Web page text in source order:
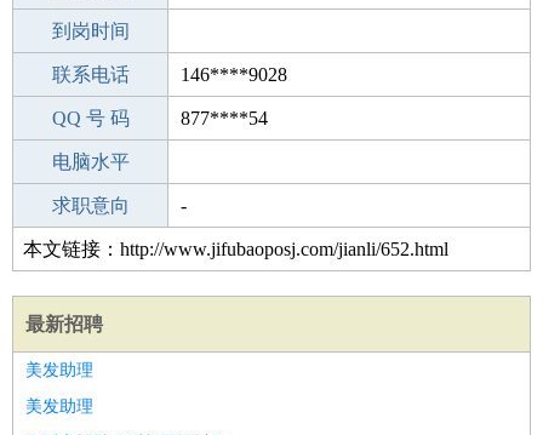
驾 照
到岗时间
期望月薪
联系电话 146****9028
手机号码 146****9028
QQ 号 码 877****54
微信号码
电脑水平
外语水平
求职意向 -
本文链接：http://www.jifubaoposj.com/jianli/652.html
最新招聘
美发助理
美发助理